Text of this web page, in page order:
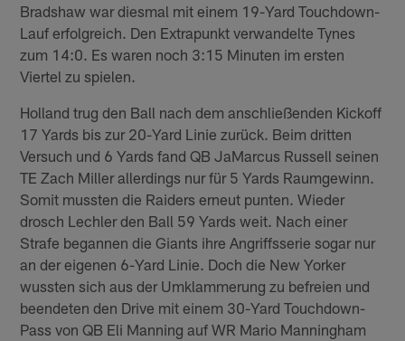
Bradshaw war diesmal mit einem 19-Yard Touchdown-
Lauf erfolgreich. Den Extrapunkt verwandelte Tynes
zum 14:0. Es waren noch 3:15 Minuten im ersten
Viertel zu spielen.
Holland trug den Ball nach dem anschließenden Kickoff
17 Yards bis zur 20-Yard Linie zurück. Beim dritten
Versuch und 6 Yards fand QB JaMarcus Russell seinen
TE Zach Miller allerdings nur für 5 Yards Raumgewinn.
Somit mussten die Raiders erneut punten. Wieder
drosch Lechler den Ball 59 Yards weit. Nach einer
Strafe begannen die Giants ihre Angriffsserie sogar nur
an der eigenen 6-Yard Linie. Doch die New Yorker
wussten sich aus der Umklammerung zu befreien und
beendeten den Drive mit einem 30-Yard Touchdown-
Pass von QB Eli Manning auf WR Mario Manningham